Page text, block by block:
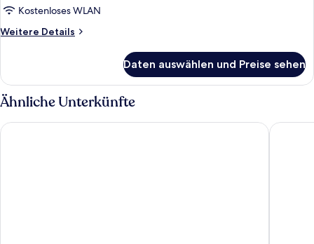
Kostenloses WLAN
Weitere Details
Weitere
Zelt
Daten auswählen und Preise sehen
Ähnliche Unterkünfte
Camino Verde Bed & Breakfast Valle